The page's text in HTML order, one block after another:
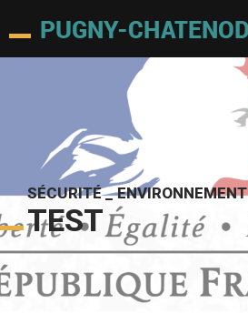
SÉCURITÉ _ ENVIRONNEMENT
TEST